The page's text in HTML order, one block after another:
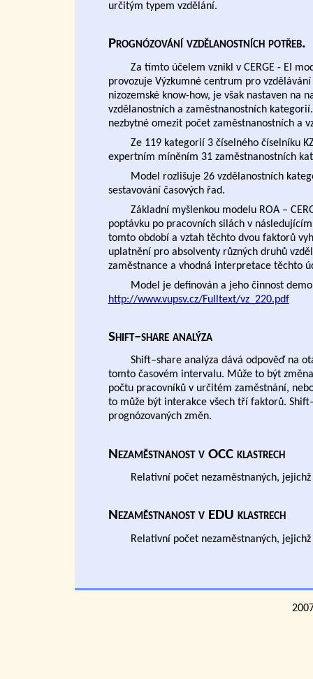
určitým typem vzdělání.
Prognózování vzdělanostních potřeb.
Za tímto účelem vznikl v CERGE - EI
provozuje Výzkumné centrum pro
nizozemské know-how, je však nastaven na
vzdělanostních a zaměstnanostních
nezbytné omezit počet zaměstnanostních a
Ze 119 kategorií 3 číselného číselníku
expertním míněním 31 zaměstnanostních
Model rozlišuje 26 vzdělanostních
sestavování časových řad.
Základní myšlenkou modelu ROA –
poptávku po pracovních silách v
tomto období a vztah těchto dvou faktorů
uplatnění pro absolventy různých druhů
zaměstnance a vhodná interpretace těchto
Model je definován a jeho činnost
http://www.vupsv.cz/Fulltext/vz_220.pdf
Shift–share analýza
Shift–share analýza dává odpověď na
tomto časovém intervalu. Může to být
počtu pracovníků v určitém zaměstnání,
to může být interakce všech tří faktorů.
prognózovaných změn.
Nezaměstnanost v OCC klastrech
Relativní počet nezaměstnaných,
Nezaměstnanost v EDU klastrech
Relativní počet nezaměstnaných,